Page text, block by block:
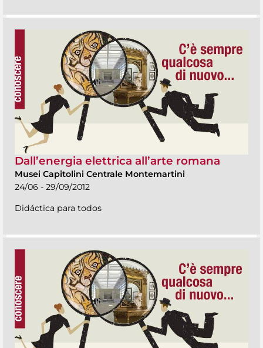
Dall’energia elettrica all’arte romana
Musei Capitolini Centrale Montemartini
24/06 - 29/09/2012
Didáctica para todos